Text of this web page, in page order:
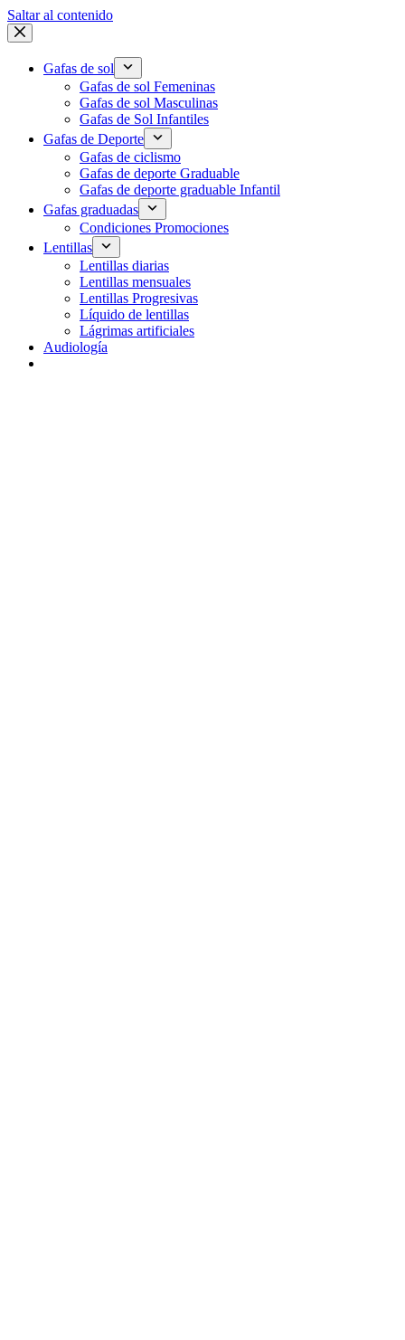
Saltar al contenido
Gafas de sol
Gafas de sol Femeninas
Gafas de sol Masculinas
Gafas de Sol Infantiles
Gafas de Deporte
Gafas de ciclismo
Gafas de deporte Graduable
Gafas de deporte graduable Infantil
Gafas graduadas
Condiciones Promociones
Lentillas
Lentillas diarias
Lentillas mensuales
Lentillas Progresivas
Líquido de lentillas
Lágrimas artificiales
Audiología